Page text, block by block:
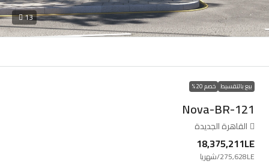
13
بيع بالتقسيط خصم 20%
Nova-BR-121
القاهرة الجديدة
18,375,211LE
275,628LE/شهريا